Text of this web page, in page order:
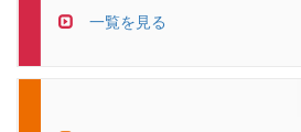
一覧を見る